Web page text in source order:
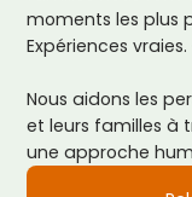
moments les plus
Expériences
Nous aidons les
et leurs familles à
une approche